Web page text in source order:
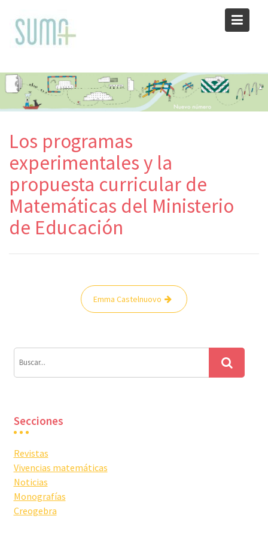
content
Los programas
experimentales y la
propuesta curricular de
Matemáticas del Ministerio
de Educación
Navegación
Emma Castelnuovo
Secciones
Revistas
Vivencias matemáticas
Noticias
Monografías
Creogebra